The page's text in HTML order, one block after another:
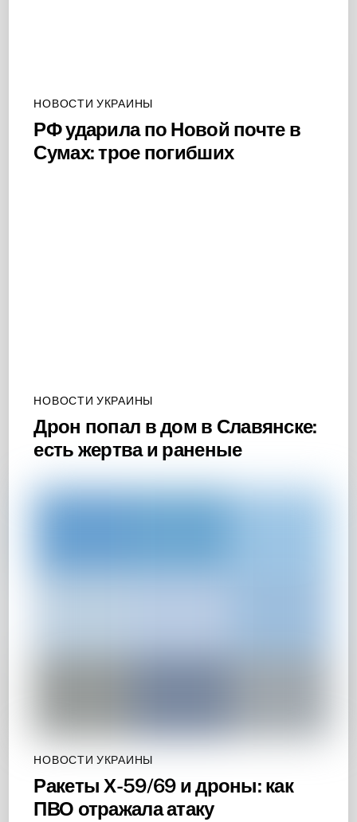
НОВОСТИ УКРАИНЫ
РФ ударила по Новой почте в
Сумах: трое погибших
НОВОСТИ УКРАИНЫ
Дрон попал в дом в Славянске:
есть жертва и раненые
НОВОСТИ УКРАИНЫ
Ракеты Х-59/69 и дроны: как
ПВО отражала атаку